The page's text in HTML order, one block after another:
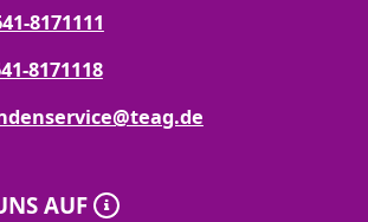
Inbetriebnahme eines
8171111
8171118
AUF